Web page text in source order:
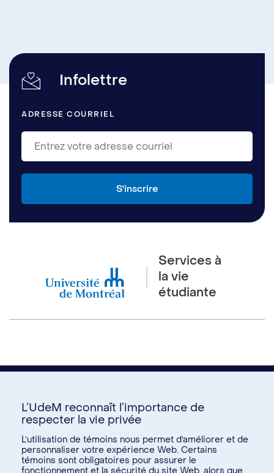
Infolettre
ADRESSE COURRIEL
Services à
la vie
étudiante
Nous joindre
Voir tous les liens
L’UdeM reconnaît l’importance de
respecter la vie privée
L’utilisation de témoins nous permet d’améliorer et de
personnaliser votre expérience Web. Certains
témoins sont obligatoires pour assurer le
fonctionnement et la sécurité du site Web, alors que